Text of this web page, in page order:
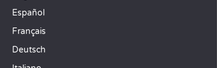
Español
Français
Deutsch